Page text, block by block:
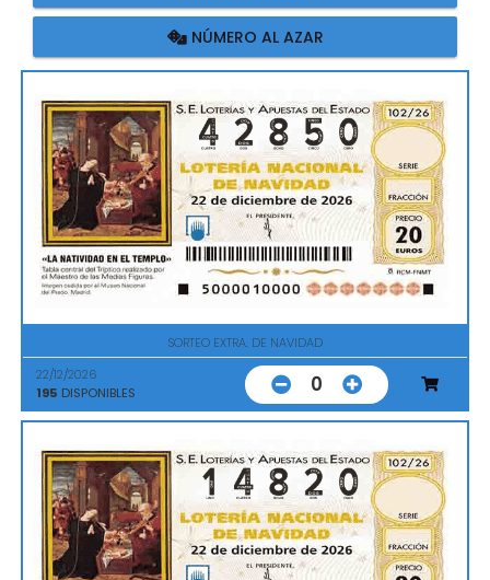
NÚMERO AL AZAR
SORTEO EXTRA. DE NAVIDAD
22/12/2026
195 DISPONIBLES 0